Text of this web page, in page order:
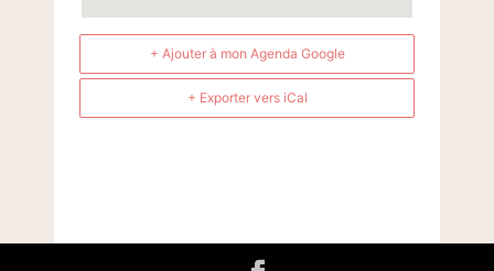
+ Ajouter à mon Agenda Google
+ Exporter vers iCal